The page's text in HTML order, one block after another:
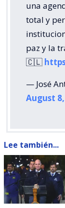
una
total y
paz y la
🇨🇱
— José
August
Lee también...